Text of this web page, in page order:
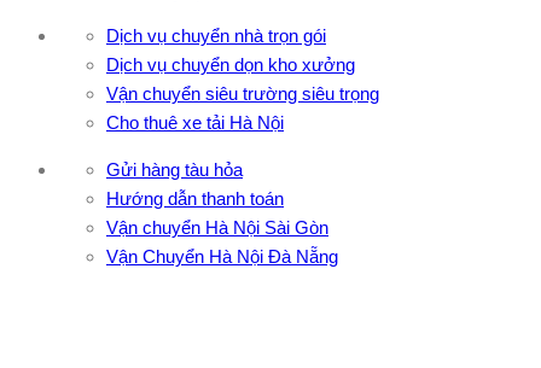
Dịch vụ chuyển nhà trọn gói
Dịch vụ chuyển dọn kho xưởng
Vận chuyển siêu trường siêu trọng
Cho thuê xe tải Hà Nội
Gửi hàng tàu hỏa
Hướng dẫn thanh toán
Vận chuyển Hà Nội Sài Gòn
Vận Chuyển Hà Nội Đà Nẵng